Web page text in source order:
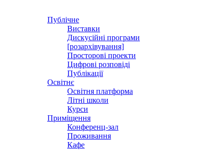
Публічне
Виставки
Дискусійні програми
[розархівування]
Просторові проекти
Цифрові розповіді
Публікації
Освітнє
Освітня платформа
Літні школи
Курси
Приміщення
Конференц-зал
Проживання
Кафе